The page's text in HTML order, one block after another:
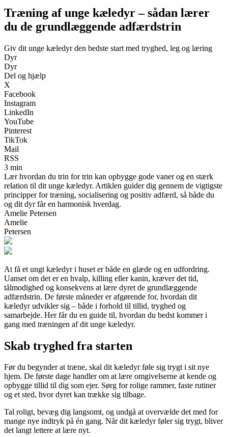
Træning af unge kæledyr – sådan lærer
du de grundlæggende adfærdstrin
Giv dit unge kæledyr den bedste start med tryghed, leg og læring
Dyr
Dyr
Del og hjælp
X
Facebook
Instagram
LinkedIn
YouTube
Pinterest
TikTok
Mail
RSS
3 min
Lær hvordan du trin for trin kan opbygge gode vaner og en stærk
relation til dit unge kæledyr. Artiklen guider dig gennem de vigtigste
principper for træning, socialisering og positiv adfærd, så både du
og dit dyr får en harmonisk hverdag.
Amelie Petersen
Amelie
Petersen
At få et ungt kæledyr i huset er både en glæde og en udfordring.
Uanset om det er en hvalp, killing eller kanin, kræver det tid,
tålmodighed og konsekvens at lære dyret de grundlæggende
adfærdstrin. De første måneder er afgørende for, hvordan dit
kæledyr udvikler sig – både i forhold til tillid, tryghed og
samarbejde. Her får du en guide til, hvordan du bedst kommer i
gang med træningen af dit unge kæledyr.
Skab tryghed fra starten
Før du begynder at træne, skal dit kæledyr føle sig trygt i sit nye
hjem. De første dage handler om at lære omgivelserne at kende og
opbygge tillid til dig som ejer. Sørg for rolige rammer, faste rutiner
og et sted, hvor dyret kan trække sig tilbage.
Tal roligt, bevæg dig langsomt, og undgå at overvælde det med for
mange nye indtryk på én gang. Når dit kæledyr føler sig trygt, bliver
det langt lettere at lære nyt.